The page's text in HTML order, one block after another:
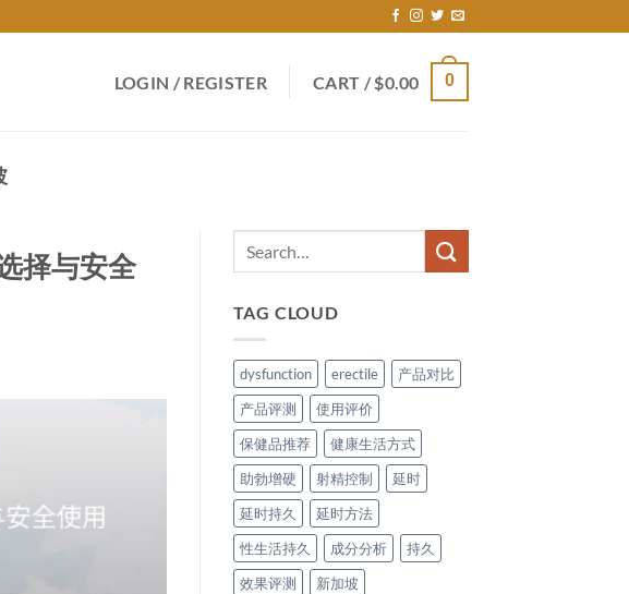
LOGIN / REGISTER CART /$0.00 0
择与安全
TAG CLOUD
dysfunction erectile
产品对比
产品评测
使用评价
保健品推荐
健康生活方式
助勃增硬
射精控制
延时
延时持久
延时方法
性生活持久
成分分析
持久
效果评测
新加坡